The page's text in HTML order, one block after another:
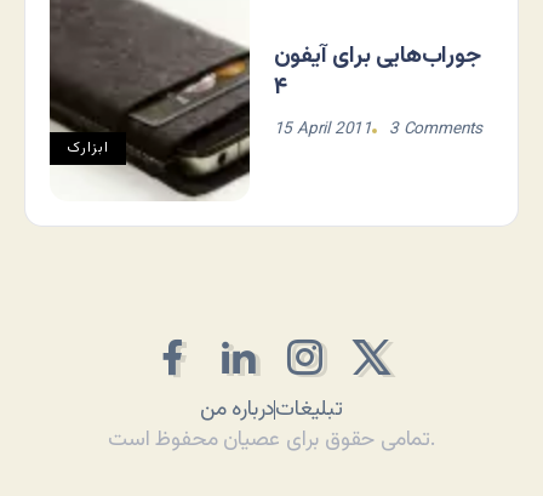
ابزارک
جوراب‌هایی برای آیفون
۴
15 April 2011 3 Comments
درباره منتبلیغات
تمامی حقوق برای عصیان محفوظ است.